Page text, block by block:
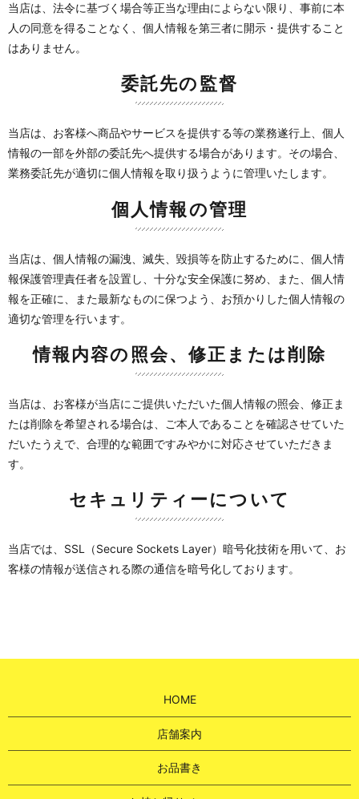
当店は、法令に基づく場合等正当な理由によらない限り、事前に本
人の同意を得ることなく、個人情報を第三者に開示・提供すること
はありません。
委託先の監督
当店は、お客様へ商品やサービスを提供する等の業務遂行上、個人
情報の一部を外部の委託先へ提供する場合があります。その場合、
業務委託先が適切に個人情報を取り扱うように管理いたします。
個人情報の管理
当店は、個人情報の漏洩、滅失、毀損等を防止するために、個人情
報保護管理責任者を設置し、十分な安全保護に努め、また、個人情
報を正確に、また最新なものに保つよう、お預かりした個人情報の
適切な管理を行います。
情報内容の照会、修正または削除
当店は、お客様が当店にご提供いただいた個人情報の照会、修正ま
たは削除を希望される場合は、ご本人であることを確認させていた
だいたうえで、合理的な範囲ですみやかに対応させていただきま
す。
セキュリティーについて
当店では、SSL（Secure Sockets Layer）暗号化技術を用いて、お
客様の情報が送信される際の通信を暗号化しております。
HOME
店舗案内
お品書き